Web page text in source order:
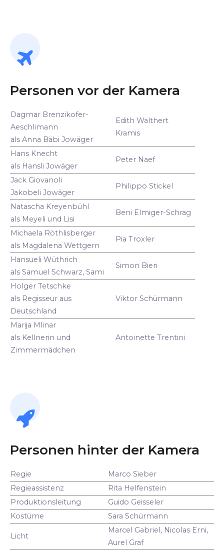
Personen vor der Kamera
Dagmar Brenzikofer-
Aeschlimann
als Anna Bäbi Jowäger
Edith Walthert
Kramis
Hans Knecht
als Hansli Jowäger
Peter Naef
Jack Giovanoli
Jakobeli Jowäger
Philippo Stickel
Natascha Kreyenbühl
als Meyeli und Lisi
Beni Elmiger-Schrag
Michaela Röthlisberger
als Magdalena Wettgern
Pia Troxler
Hansueli Wüthrich
als Samuel Schwarz, Sami
Simon Bieri
Holger Tetschke
als Regisseur aus
Deutschland
Viktor Schürmann
Marija Mlinar
als Kellnerin und
Zimmermädchen
Antoinette Trentini
Personen hinter der Kamera
Regie
Marco Sieber
Regieassistenz
Rita Helfenstein
Produktionsleitung
Guido Geisseler
Kostüme
Sara Schürmann
Licht
Marcel Gabriel, Nicolas Erni,
Aurel Graf